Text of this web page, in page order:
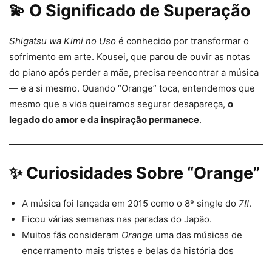
💫 O Significado de Superação
Shigatsu wa Kimi no Uso é conhecido por transformar o
sofrimento em arte. Kousei, que parou de ouvir as notas
do piano após perder a mãe, precisa reencontrar a música
— e a si mesmo. Quando “Orange” toca, entendemos que
mesmo que a vida queiramos segurar desapareça, o
legado do amor e da inspiração permanece.
✨ Curiosidades Sobre “Orange”
A música foi lançada em 2015 como o 8º single do 7!!.
Ficou várias semanas nas paradas do Japão.
Muitos fãs consideram Orange uma das músicas de
encerramento mais tristes e belas da história dos